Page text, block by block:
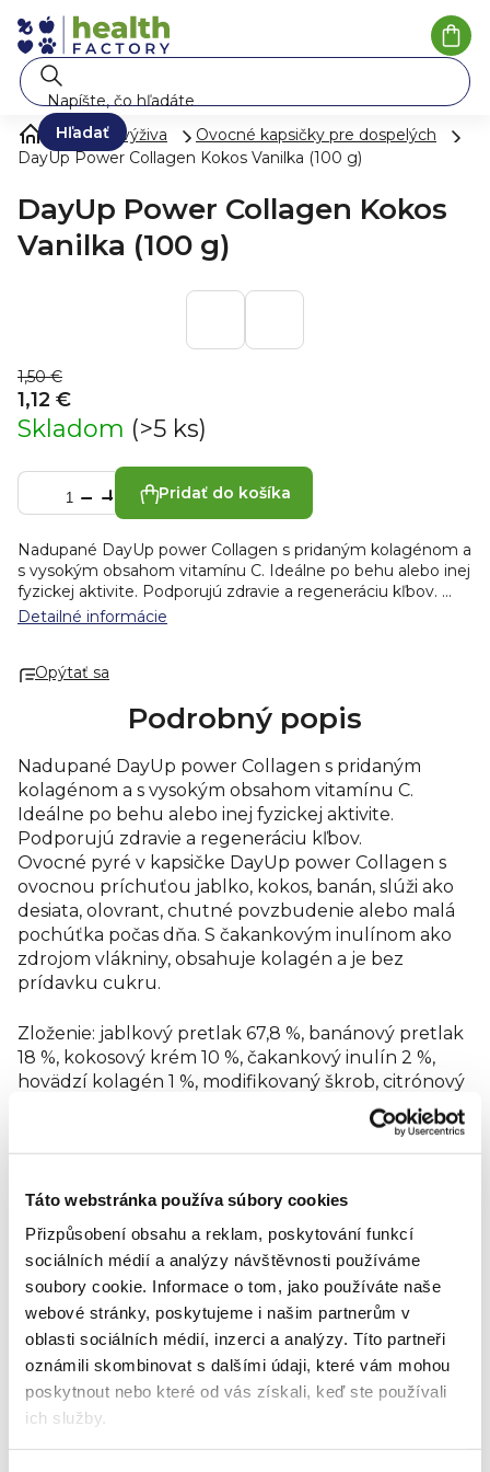
Táto webstránka používa súbory cookies
Přizpůsobení obsahu a reklam, poskytování funkcí
sociálních médií a analýzy návštěvnosti používáme
soubory cookie. Informace o tom, jako používáte naše
webové stránky, poskytujeme i našim partnerům v
oblasti sociálních médií, inzerci a analýzy. Títo partneři
oznámili skombinovat s dalšími údaji, které vám mohou
poskytnout nebo které od vás získali, keď ste používali
ich služby.
Prejsť
na
obsah
Hľadať
Zdravá výživa
Ovocné kapsičky pre dospelých
DayUp Power Collagen Kokos Vanilka (100 g)
DayUp Power Collagen Kokos
Vanilka (100 g)
1,50 €
1,12 €
Skladom (>5 ks)
Pridať do košíka
Nadupané DayUp power Collagen s pridaným kolagénom a
s vysokým obsahom vitamínu C. Ideálne po behu alebo inej
fyzickej aktivite. Podporujú zdravie a regeneráciu kľbov.
Ovocné pyré v kapsičke DayUp power Collagen s ovocnou
čakankovým inulínom ako zdrojom vlákniny, obsahuje
67,8 %, banánový pretlak 18 %, kokosový krém 10 %,
čakankový inulín 2 %, hovädzí kolagén 1 %, modifikovaný
škrob, citrónový koncentrát, vitamín C, prírodná vanilková
aróma. Energia 87 kcal / 364 kJ
Tuky 2,7 g
Tuky, z toho nasýtené mastné kyseliny 2,4 g
Sacharidy 14 g
Sacharidy, z toho cukry 11 g
Vláknina 4,1 g
Bielkoviny 1,5 g
Soľ 0,03 g
Vitamín C 80 mg (100 %*)
Detailné informácie
Opýtať sa
Podrobný popis
Nadupané DayUp power Collagen s pridaným
kolagénom a s vysokým obsahom vitamínu C.
Ideálne po behu alebo inej fyzickej aktivite.
Podporujú zdravie a regeneráciu kľbov.
Ovocné pyré v kapsičke DayUp power Collagen s
ovocnou príchuťou jablko, kokos, banán, slúži ako
desiata, olovrant, chutné povzbudenie alebo malá
pochúťka počas dňa. S čakankovým inulínom ako
zdrojom vlákniny, obsahuje kolagén a je bez
prídavku cukru.
Zloženie: jablkový pretlak 67,8 %, banánový pretlak
18 %, kokosový krém 10 %, čakankový inulín 2 %,
hovädzí kolagén 1 %, modifikovaný škrob, citrónový
koncentrát, vitamín C, prírodná vanilková aróma.
Energia 87 kcal / 364 kJ
Tuky, z toho nasýtené mastné kyseliny 2,4 g
Sacharidy 14 g
Sacharidy, z toho cukry 11 g
Vláknina 4,1 g
Bielkoviny 1,5 g
Soľ 0,03 g
Vitamín C 80 mg (100 %*)
Hodnotenie tovaru
Buďte prvý, kto napíše príspevok k tejto položke.